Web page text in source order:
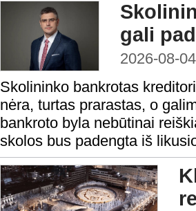
gali
2026-08-
Skolininko bankrotas
nėra, turtas prarastas, o
bankroto byla nebūtinai
skolos bus padengta iš